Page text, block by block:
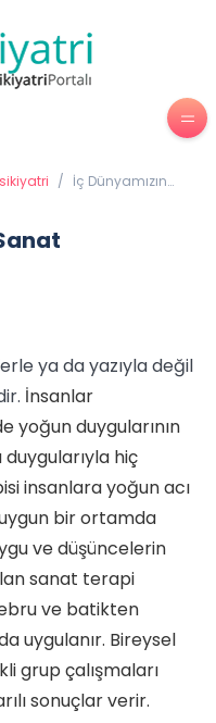
/ İç Dünyamızın
ya da yazıyla değil
İnsanlar
yoğun duygularının
hiç
insanlara yoğun acı
bir ortamda
ve düşüncelerin
sanat terapi
ve batikten
uygulanır. Bireysel
grup çalışmaları
sonuçlar verir.